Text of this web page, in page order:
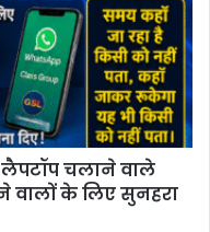
चलाने वाले
के लिए सुनहरा